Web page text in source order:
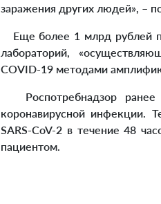
заражения других людей», –
Еще более 1 млрд рублей
лабораторий,
COVID-19 методами
Роспотребнадзор ранее
коронавирусной инфекции.
SARS-CoV-2 в течение 48
пациентом.